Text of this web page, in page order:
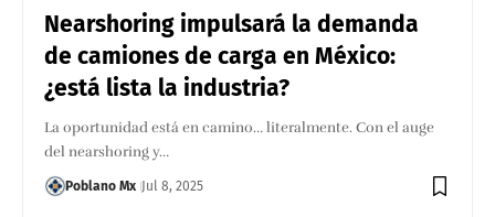
Nearshoring impulsará la demanda
de camiones de carga en México:
¿está lista la industria?
La oportunidad está en camino… literalmente. Con el auge
del nearshoring y…
Poblano Mx Jul 8, 2025